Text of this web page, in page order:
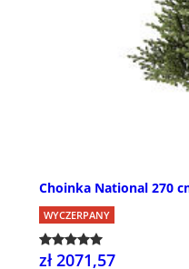
Choinka National 270
WYCZERPANY
zł 2071,57